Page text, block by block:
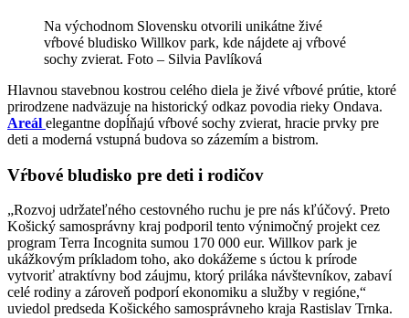
Na východnom Slovensku otvorili unikátne živé
vŕbové bludisko Willkov park, kde nájdete aj vŕbové
sochy zvierat. Foto – Silvia Pavlíková
Hlavnou stavebnou kostrou celého diela je živé vŕbové prútie, ktoré
prirodzene nadväzuje na historický odkaz povodia rieky Ondava.
Areál elegantne dopĺňajú vŕbové sochy zvierat, hracie prvky pre
deti a moderná vstupná budova so zázemím a bistrom.
Vŕbové bludisko pre deti i rodičov
„Rozvoj udržateľného cestovného ruchu je pre nás kľúčový. Preto
Košický samosprávny kraj podporil tento výnimočný projekt cez
program Terra Incognita sumou 170 000 eur. Willkov park je
ukážkovým príkladom toho, ako dokážeme s úctou k prírode
vytvoriť atraktívny bod záujmu, ktorý priláka návštevníkov, zabaví
celé rodiny a zároveň podporí ekonomiku a služby v regióne,“
uviedol predseda Košického samosprávneho kraja Rastislav Trnka.